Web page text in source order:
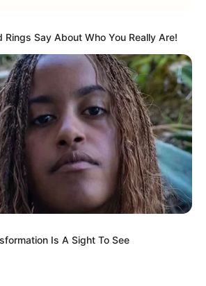
pavios no lápis e centralize-o na
caixa servirá de molde para fazer
Rings Say About Who You Really Are!
Is A Sight To See